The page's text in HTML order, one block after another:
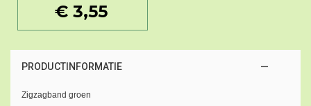
€ 3,55
PRODUCTINFORMATIE
Zigzagband groen